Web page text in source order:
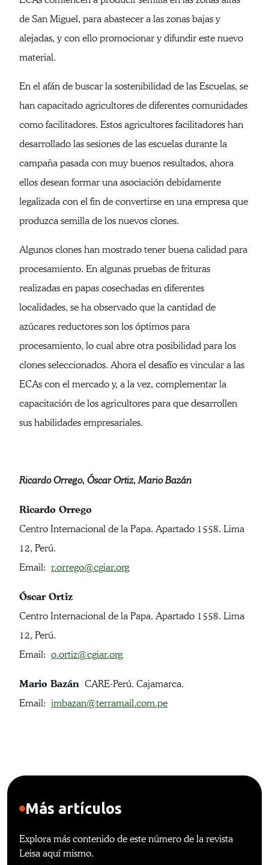
de San Miguel, para abastecer a las zonas bajas y
alejadas, y con ello promocionar y difundir este nuevo
material.
En el afán de buscar la sostenibilidad de las Escuelas, se
han capacitado agricultores de diferentes comunidades
como facilitadores. Estos agricultores facilitadores han
desarrollado las sesiones de las escuelas durante la
campaña pasada con muy buenos resultados, ahora
ellos desean formar una asociación debidamente
legalizada con el fin de convertirse en una empresa que
produzca semilla de los nuevos clones.
Algunos clones han mostrado tener buena calidad para
procesamiento. En algunas pruebas de frituras
realizadas en papas cosechadas en diferentes
localidades, se ha observado que la cantidad de
azúcares reductores son los óptimos para
procesamiento, lo cual abre otra posibilidad para los
clones seleccionados. Ahora el desafío es vincular a las
ECAs con el mercado y, a la vez, complementar la
capacitación de los agricultores para que desarrollen
sus habilidades empresariales.
Ricardo Orrego, Óscar Ortiz, Mario Bazán
Ricardo Orrego
Centro Internacional de la Papa. Apartado 1558. Lima
12, Perú.
Email: r.orrego@cgiar.org
Óscar Ortiz
Centro Internacional de la Papa. Apartado 1558. Lima
12, Perú.
Email: o.ortiz@cgiar.org
Mario Bazán CARE-Perú. Cajamarca.
Email: jmbazan@terramail.com.pe
Más artículos
Explora más contenido de este número de la revista
Leisa aquí mismo.